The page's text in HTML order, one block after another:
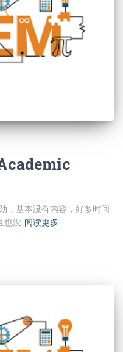
，基本没有内容，好多时间
也没 阅读更多